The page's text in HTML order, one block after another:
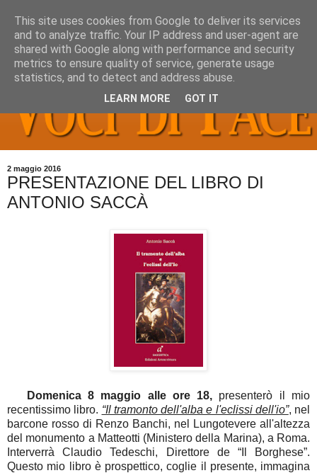
2 maggio 2016
PRESENTAZIONE DEL LIBRO DI
ANTONIO SACCÀ
Domenica 8 maggio alle ore 18, presenterò il mio
recentissimo libro. “Il tramonto dell'alba e l'eclissi dell'io”, nel
barcone rosso di Renzo Banchi, nel Lungotevere all'altezza
del monumento a Matteotti (Ministero della Marina), a Roma.
Interverrà Claudio Tedeschi, Direttore de “Il Borghese”.
Questo mio libro è prospettico, coglie il presente, immagina
This site uses cookies from Google to deliver its services
and to analyze traffic. Your IP address and user-agent are
shared with Google along with performance and security
metrics to ensure quality of service, generate usage
statistics, and to detect and address abuse.
LEARN MORE GOT IT